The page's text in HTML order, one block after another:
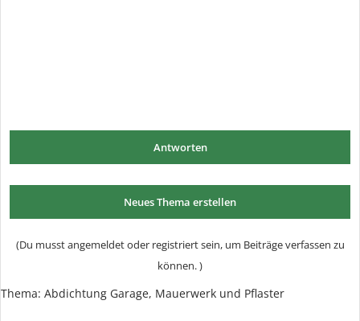
Antworten
Neues Thema erstellen
(Du musst angemeldet oder registriert sein, um Beiträge verfassen zu
können. )
Thema: Abdichtung Garage, Mauerwerk und Pflaster